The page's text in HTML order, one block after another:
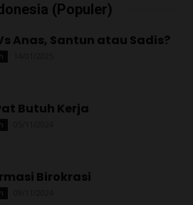
(Populer)
Anas, Santun atau Sadis?
Butuh Kerja
Birokrasi